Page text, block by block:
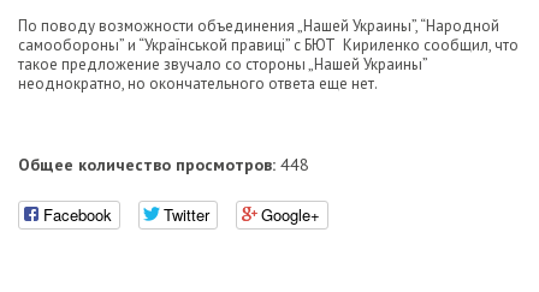
По поводу возможности объединения „Нашей Украины”, “Народной
самообороны” и “Українськой правиці” с БЮТ Кириленко сообщил, что
такое предложение звучало со стороны „Нашей Украины”
неоднократно, но окончательного ответа еще нет.
Общее количество просмотров: 448
Facebook Twitter Google+